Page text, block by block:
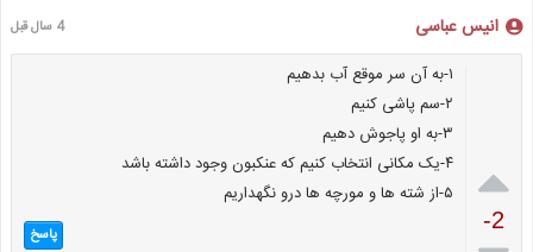
انیس عباسی 4 سال قبل

-2
۱-به آن سر موقع آب بدهیم
۲-سم پاشی کنیم
۳-به او پاجوش دهیم
۴-یک مکانی انتخاب کنیم که عنکبون وجود داشته باشد
۵-از شته ها و مورچه ها درو نگهداریم
پاسخ